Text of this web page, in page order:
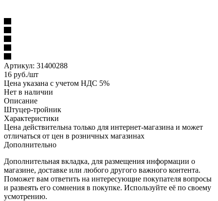
Артикул: 31400288
16 руб./шт
Цена указана с учетом НДС 5%
Нет в наличии
Описание
Штуцер-тройник
Характеристики
Цена действительна только для интернет-магазина и может
отличаться от цен в розничных магазинах
Дополнительно
Дополнительная вкладка, для размещения информации о
магазине, доставке или любого другого важного контента.
Поможет вам ответить на интересующие покупателя вопросы
и развеять его сомнения в покупке. Используйте её по своему
усмотрению.